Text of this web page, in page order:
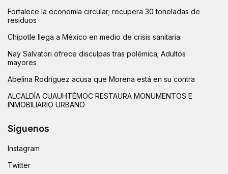
Fortalece la economía circular; recupera 30 toneladas de
residuos
Chipotle llega a México en medio de crisis sanitaria
Nay Salvatori ofrece disculpas tras polémica; Adultos
mayores
Abelina Rodríguez acusa que Morena está en su contra
ALCALDÍA CUAUHTÉMOC RESTAURA MONUMENTOS E
INMOBILIARIO URBANO
Síguenos
Instagram
Twitter